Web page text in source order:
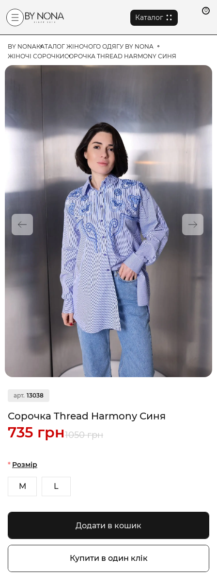
Каталог
0
BY NONAКАТАЛОГ ЖІНОЧОГО ОДЯГУ BY NONA
ЖІНОЧІ СОРОЧКИСОРОЧКА THREAD HARMONY СИНЯ
арт. 13038
Сорочка Thread Harmony Синя
1050 грн
735 грн
Розмір
M L
Додати в кошик
Купити в один клік